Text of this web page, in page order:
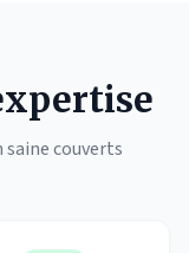
couverts